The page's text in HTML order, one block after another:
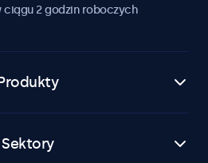
2 godzin roboczych
Sektory